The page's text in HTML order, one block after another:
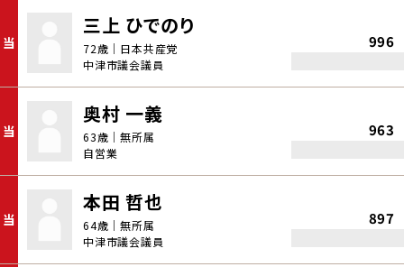
当
三上 ひでのり
72歳｜日本共産党
中津市議会議員
996
当
奥村 一義
63歳｜無所属
自営業
963
当
本田 哲也
64歳｜無所属
中津市議会議員
897